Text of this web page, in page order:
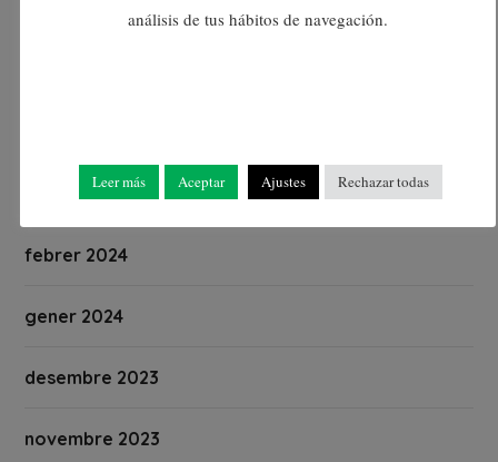
març 2024
febrer 2024
gener 2024
desembre 2023
novembre 2023
análisis de tus hábitos de navegación.
Leer más Aceptar Ajustes Rechazar todas